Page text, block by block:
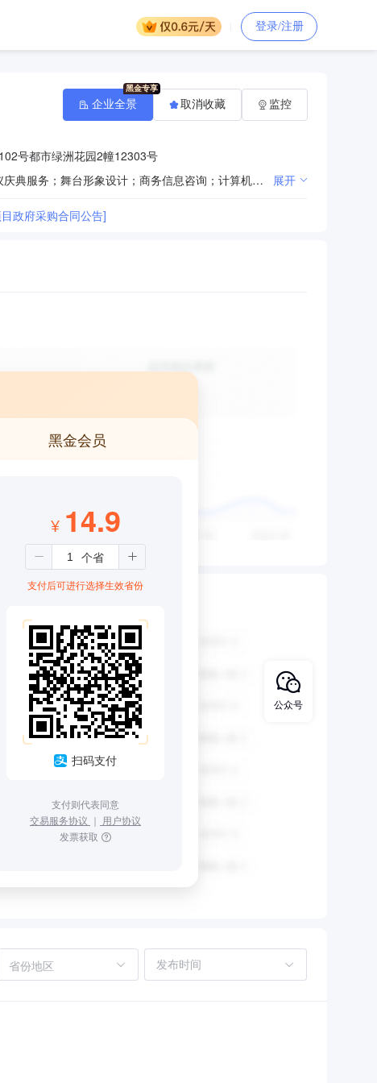
登录/注册
号都市绿洲花园2幢12303号
广告的设计、代理、制作、发布；企业形象设计；展览展示服务；企业营销策划；会议会务服务；礼仪庆典服务；舞台形象设计；商务信息咨询；计算机平面设计；计算机动漫设计；企业管理咨询服务；文化艺术交流活动的组织、策划；广告牌、灯箱、广告装饰工程设计、施工。（依法须经批准的项目，经相关部门批准后方可开展经营活动） 展开
政府采购合同公告]
企业全景 取消收藏 监控
黑金会员
¥ 14.9
支付后可进行选择生效省份
扫码支付
支付则代表同意
交易服务协议 ｜ 用户协议
发票获取
省份地区
公众号